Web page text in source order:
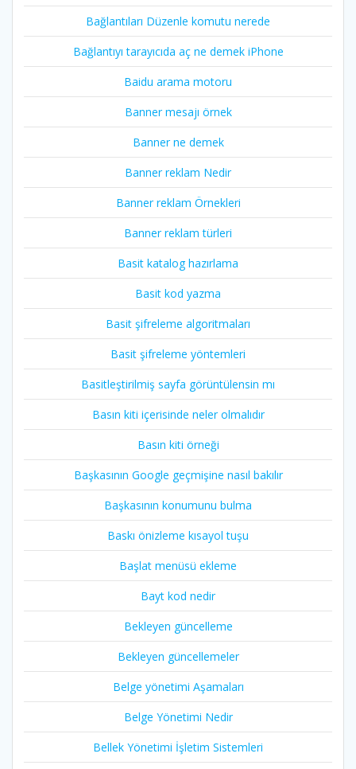
Bağlantıları Düzenle komutu nerede
Bağlantıyı tarayıcıda aç ne demek iPhone
Baidu arama motoru
Banner mesajı örnek
Banner ne demek
Banner reklam Nedir
Banner reklam Örnekleri
Banner reklam türleri
Basit katalog hazırlama
Basit kod yazma
Basit şifreleme algoritmaları
Basit şifreleme yöntemleri
Basitleştirilmiş sayfa görüntülensin mı
Basın kiti içerisinde neler olmalıdır
Basın kiti örneği
Başkasının Google geçmişine nasıl bakılır
Başkasının konumunu bulma
Baskı önizleme kısayol tuşu
Başlat menüsü ekleme
Bayt kod nedir
Bekleyen güncelleme
Bekleyen güncellemeler
Belge yönetimi Aşamaları
Belge Yönetimi Nedir
Bellek Yönetimi İşletim Sistemleri